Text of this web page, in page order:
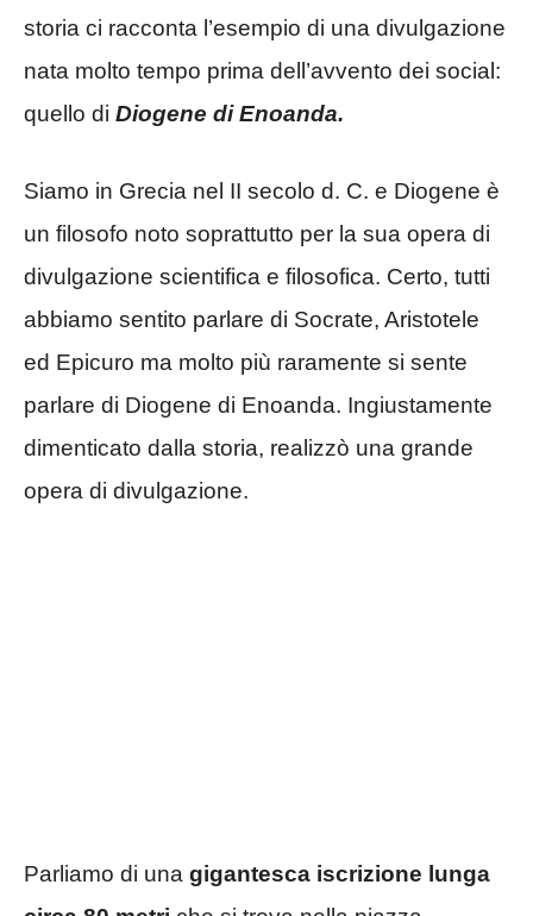
storia ci racconta l’esempio di una divulgazione
nata molto tempo prima dell’avvento dei social:
quello di Diogene di Enoanda.
Siamo in Grecia nel II secolo d. C. e Diogene è
un filosofo noto soprattutto per la sua opera di
divulgazione scientifica e filosofica. Certo, tutti
abbiamo sentito parlare di Socrate, Aristotele
ed Epicuro ma molto più raramente si sente
parlare di Diogene di Enoanda. Ingiustamente
dimenticato dalla storia, realizzò una grande
opera di divulgazione.
Parliamo di una gigantesca iscrizione lunga